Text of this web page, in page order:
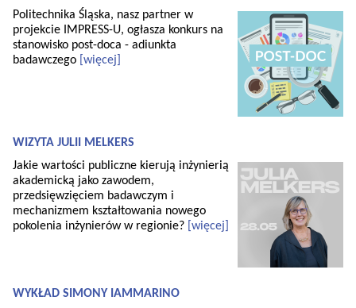
Politechnika Śląska, nasz partner w
projekcie IMPRESS-U, ogłasza konkurs na
stanowisko post-doca - adiunkta
badawczego [więcej]
WIZYTA JULII MELKERS
Jakie wartości publiczne kierują inżynierią
akademicką jako zawodem,
przedsięwzięciem badawczym i
mechanizmem kształtowania nowego
pokolenia inżynierów w regionie? [więcej]
WYKŁAD SIMONY IAMMARINO